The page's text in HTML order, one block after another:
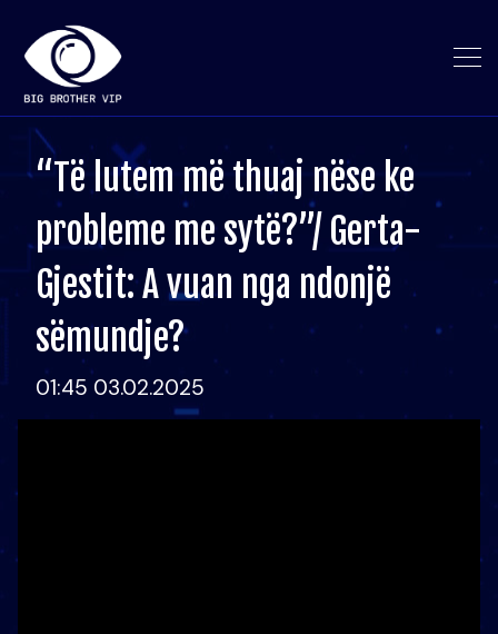
“Të lutem më thuaj nëse ke
probleme me sytë?”/ Gerta-
Gjestit: A vuan nga ndonjë
sëmundje?
01:45 03.02.2025